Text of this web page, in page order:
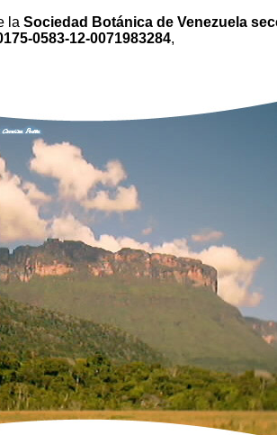
la Sociedad Botánica de Venezuela
0583-12-0071983284,